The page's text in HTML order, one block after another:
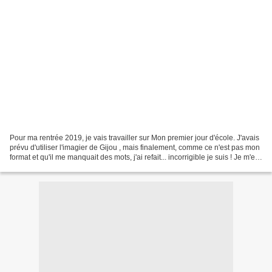
Pour ma rentrée 2019, je vais travailler sur Mon premier jour d'école. J'avais
prévu d'utiliser l'imagier de Gijou , mais finalement, comme ce n'est pas mon
format et qu'il me manquait des mots, j'ai refait... incorrigible je suis ! Je m'en